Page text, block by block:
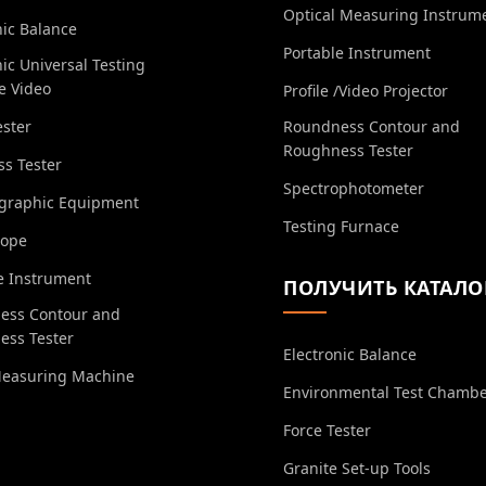
Balance
Universal Testing
Video
Tester
Equipment
Instrument
Contour and
Tester
Machine
Optical Measuring
Portable Instrument
Profile /Video Projector
Roundness Contour and
Roughness Tester
Spectrophotometer
Testing Furnace
ПОЛУЧИТЬ
Electronic Balance
Environmental Test
Force Tester
Granite Set-up Tools